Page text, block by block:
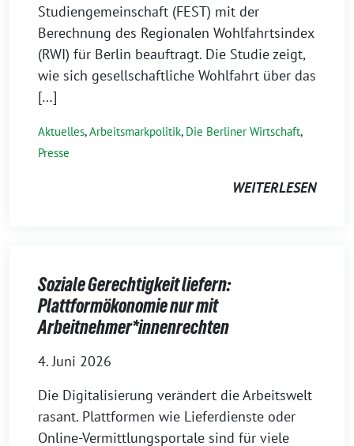
Studiengemeinschaft (FEST) mit der
Berechnung des Regionalen Wohlfahrtsindex
(RWI) für Berlin beauftragt. Die Studie zeigt,
wie sich gesellschaftliche Wohlfahrt über das
[…]
Aktuelles,Arbeitsmarkpolitik, Die Berliner Wirtschaft,
Presse
WEITERLESEN
Soziale Gerechtigkeit liefern:
Plattformökonomie nur mit
Arbeitnehmer*innenrechten
4. Juni 2026
Die Digitalisierung verändert die Arbeitswelt
rasant. Plattformen wie Lieferdienste oder
Online-Vermittlungsportale sind für viele